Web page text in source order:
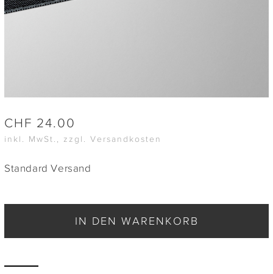
CHF 24.00
inkl. MwSt., zzgl. Versandkosten
Standard Versand
IN DEN WARENKORB